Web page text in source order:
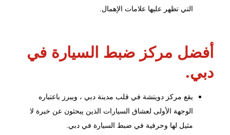
التي تظهر عليها علامات الإهمال.
أفضل مركز ضبط السيارة في
دبي.
يقع مركز دويتشة في قلب مدينة دبي ، ويبرز باعتباره
الوجهة الأولى لعشاق السيارات الذين يبحثون عن خبرة لا
مثيل لها وحرفية في ضبط السيارة في دبي.